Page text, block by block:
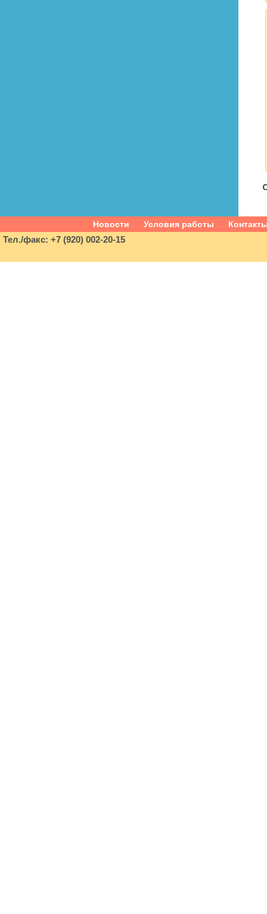
Новости Условия работы
Тел./факс: +7 (920) 002-20-15